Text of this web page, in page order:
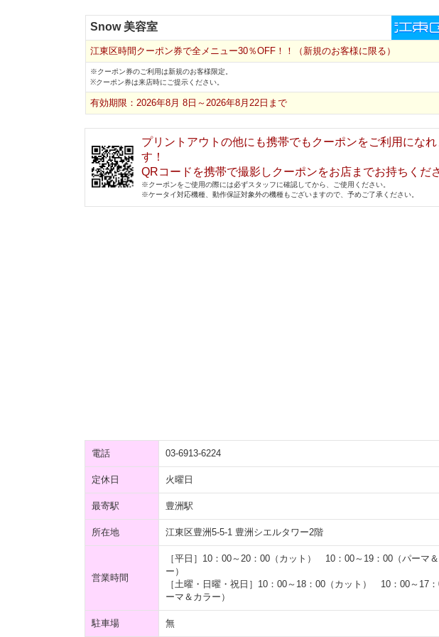
Snow 美容室
江東区時間クーポン券で全メニュー30％OFF！！（新規のお客様に限る）
※クーポン券のご利用は新規のお客様限定。
※クーポン券は来店時にご提示ください。
有効期限：2026年8月 8日～2026年8月22日まで
プリントアウトの他にも携帯でもクーポンをご利用になれ
す！
QRコードを携帯で撮影しクーポンをお店までお持ちくだ
※クーポンをご使用の際には必ずスタッフに確認してから、ご使用ください。
※ケータイ対応機種、動作保証対象外の機種もございますので、予めご了承ください。
電話 03-6913-6224
定休日 火曜日
最寄駅 豊洲駅
所在地 江東区豊洲5-5-1 豊洲シエルタワー2階
営業時間
［平日］10：00～20：00（カット） 10：00～19：00（パーマ
ー）
［土曜・日曜・祝日］10：00～18：00（カット） 10：00～17
ーマ＆カラー）
駐車場 無